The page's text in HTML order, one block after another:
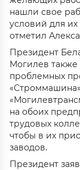
нашли свое
условий для их
отметил
Президент
Могилев также
проблемных
на обоих
трудовых
чтобы в их
заводов.
Президент